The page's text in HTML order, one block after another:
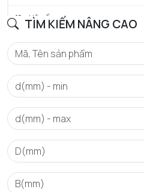
TÌM KIẾM NÂNG CAO
f0 - Hệ số
N lim - Tốc độ giới hạn bôi trơn mỡ
Tmin - Nhiệt độ hoạt động tối thiểu
Tmax - Nhiệt độ hoạt động tối đa
GIỚI HẠN
da min - Đường kính vai tối thiểu IR
da max - Đường kính vai tối đa IR
Da max - Đường kính vai tối đa OR